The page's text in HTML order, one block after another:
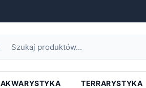
AKWARYSTYKA TERRARYSTYKA